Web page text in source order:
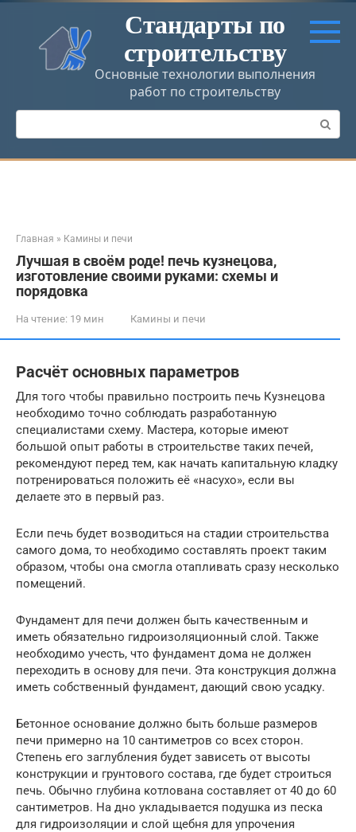
Перейти
контенту
Стандарты по
строительству
Основные технологии выполнения
работ по строительству
Поиск:
Главная » Камины и печи
Лучшая в своём роде! печь кузнецова,
изготовление своими руками: схемы и
порядовка
На чтение: 19 мин Камины и печи
Расчёт основных параметров
Для того чтобы правильно построить печь Кузнецова
необходимо точно соблюдать разработанную
специалистами схему. Мастера, которые имеют
большой опыт работы в строительстве таких печей,
рекомендуют перед тем, как начать капитальную кладку
потренироваться положить её «насухо», если вы
делаете это в первый раз.
Если печь будет возводиться на стадии строительства
самого дома, то необходимо составлять проект таким
образом, чтобы она смогла отапливать сразу несколько
помещений.
Фундамент для печи должен быть качественным и
иметь обязательно гидроизоляционный слой. Также
необходимо учесть, что фундамент дома не должен
переходить в основу для печи. Эта конструкция должна
иметь собственный фундамент, дающий свою усадку.
Бетонное основание должно быть больше размеров
печи примерно на 10 сантиметров со всех сторон.
Степень его заглубления будет зависеть от высоты
конструкции и грунтового состава, где будет строиться
печь. Обычно глубина котлована составляет от 40 до 60
сантиметров. На дно укладывается подушка из песка
для гидроизоляции и слой щебня для упрочения